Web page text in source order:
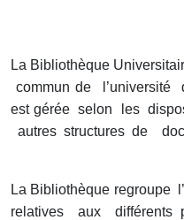
La Bibliothèque
commun de l’université
est gérée selon les
autres structures de
La Bibliothèque regroupe
relatives aux différents